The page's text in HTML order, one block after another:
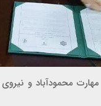
محمودآباد و نیروی